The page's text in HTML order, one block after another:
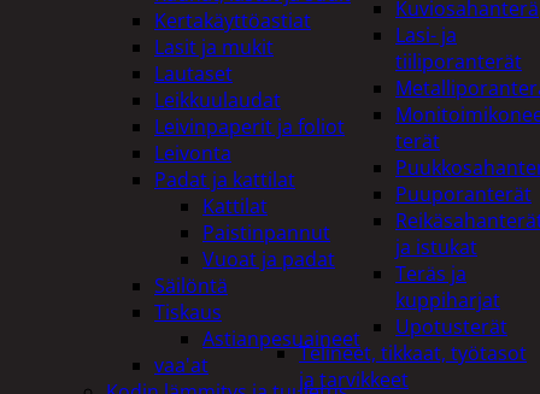
Kuviosahanterä
Lasi- ja
tiiliporanterät
terät
Puuporanterät
ja istukat
Teräs ja
kuppiharjat
Upotusterät
Telineet, tikkaat, työtasot
ja tarvikkeet
Kertakäyttöastiat
Lasit ja mukit
Lautaset
Leikkuulaudat
Leivinpaperit ja foliot
Leivonta
Padat ja kattilat
Kattilat
Paistinpannut
Vuoat ja padat
Säilöntä
Tiskaus
Astianpesuaineet
vaa'at